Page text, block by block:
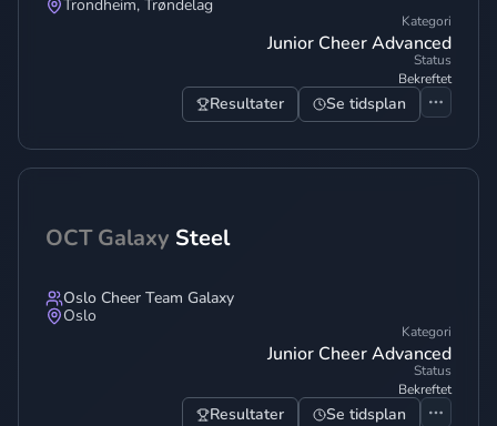
Trondheim, Trøndelag
Kategori
Junior Cheer Advanced
Status
Bekreftet
Resultater Se tidsplan
OCT Galaxy Steel
Oslo Cheer Team Galaxy
Oslo
Kategori
Junior Cheer Advanced
Status
Bekreftet
Resultater Se tidsplan